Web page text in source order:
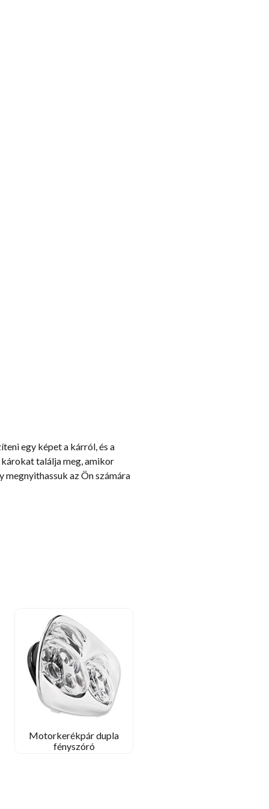
egy képet a kárról, és a
találja meg, amikor
megnyithassuk az Ön számára
Motorkerékpár dupla
fényszóró